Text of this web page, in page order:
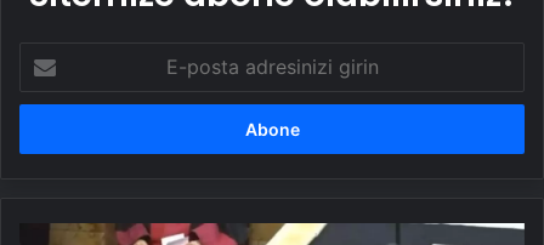
posta
adresinizi